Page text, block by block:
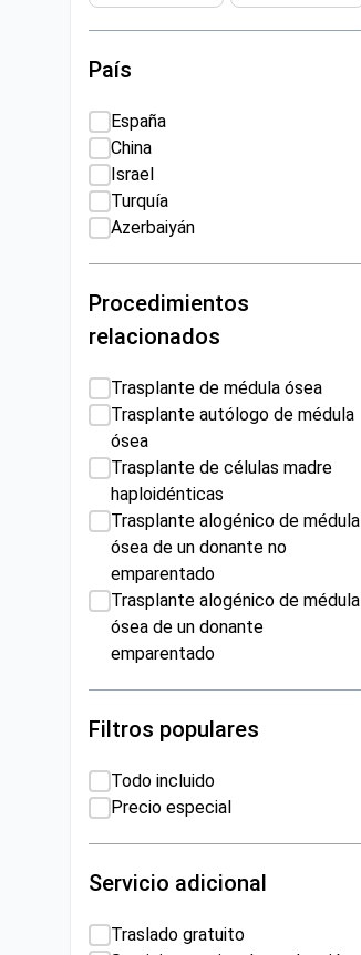
País
España
China
Israel
Turquía
Azerbaiyán
Procedimientos
relacionados
Trasplante de médula ósea
Trasplante autólogo de médula
ósea
Trasplante de células madre
haploidénticas
Trasplante alogénico de médula
ósea de un donante no
emparentado
Trasplante alogénico de médula
ósea de un donante
emparentado
Filtros populares
Todo incluido
Precio especial
Servicio adicional
Traslado gratuito